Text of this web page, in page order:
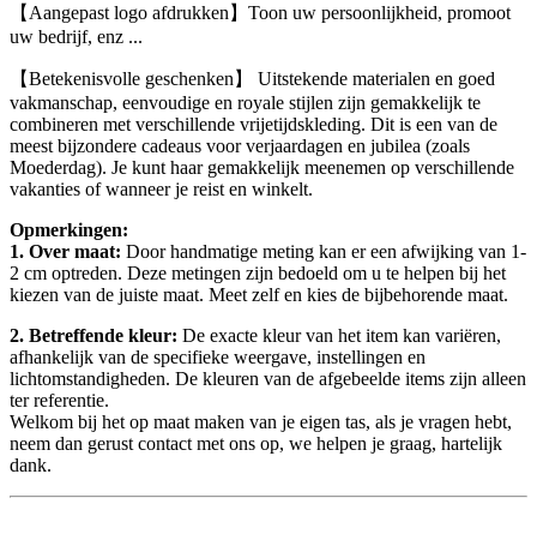
【Aangepast logo afdrukken】Toon uw persoonlijkheid, promoot
uw bedrijf, enz ...
【Betekenisvolle geschenken】 Uitstekende materialen en goed
vakmanschap, eenvoudige en royale stijlen zijn gemakkelijk te
combineren met verschillende vrijetijdskleding. Dit is een van de
meest bijzondere cadeaus voor verjaardagen en jubilea (zoals
Moederdag). Je kunt haar gemakkelijk meenemen op verschillende
vakanties of wanneer je reist en winkelt.
Opmerkingen:
1. Over maat: Door handmatige meting kan er een afwijking van 1-
2 cm optreden. Deze metingen zijn bedoeld om u te helpen bij het
kiezen van de juiste maat. Meet zelf en kies de bijbehorende maat.
2. Betreffende kleur: De exacte kleur van het item kan variëren,
afhankelijk van de specifieke weergave, instellingen en
lichtomstandigheden. De kleuren van de afgebeelde items zijn alleen
ter referentie.
Welkom bij het op maat maken van je eigen tas, als je vragen hebt,
neem dan gerust contact met ons op, we helpen je graag, hartelijk
dank.